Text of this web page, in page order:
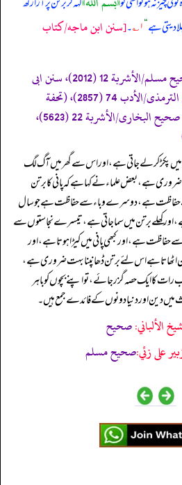
دیتی ہے“۱؎ ۔[سنن ابن ماجه/كتاب
«صحیح مسلم/الأشربة 12 (2012)، سنن ابی
داود/الأشربة 22 (3731)، سنن الترمذی/الأدب 74 (2857)، (تحفة
الأشراف: 2924)، وقد أخرجہ: صحیح البخاری/الأشربة 22 (5623)،
میں پکڑ کر لے جاتی ہے، اور اس سے گھر میں آگ لگ
ہے، بعض علماء نے کہا ہے کہ پانی کا برتن
حفاظت ہے، دوسرے وباء سے حفاظت ہے جو سال
کھلے برتن میں سما جاتی ہے، تیسرے نجاستوں سے
ہے، اور کبھی پانی میں کیڑا ہوتا ہے، اور
اٹھاتا ہے اس لئے برتن ڈھانپنا بہت ضروری ہے،
کا ایک حصہ گزر جائے، تو اپنے بچوں کو باہر
دین اور دنیا دونوں کے فائدے جمع ہیں۔
الألباني:صحيح
على زئي:صحيح مسلم